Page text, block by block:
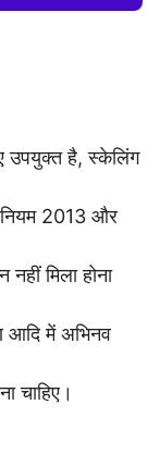
उपयुक्त है, स्केलिंग
2013 और
मिला होना
आदि में अभिनव
चाहिए।